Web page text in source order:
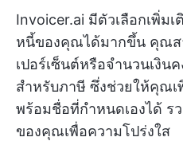
Invoicer.ai มีตัวเลือกเพิ่ม
หนี้ของคุณได้มากขึ้น คุณส
เปอร์เซ็นต์หรือจำนวนเงิน
สำหรับภาษี ซึ่งช่วยให้คุณเ
พร้อมชื่อที่กำหนดเองได้ ร
ของคุณเพื่อความโปร่งใส